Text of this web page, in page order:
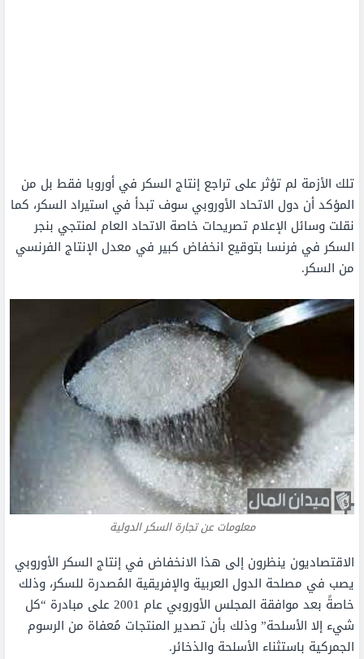
تلك الأزمة لم تؤثر على تراجع إنتاج السكر في أوروبا فقط بل من
المؤكد أن دول الاتحاد الأوروبي سوف تبدأ في استيراد السكر، كما
نقلت وسائل الإعلام تصريحات خاصة الاتحاد العام لمنتجي بنجر
السكر في فرنسا بتوقيع انخفاض كبير في معدل الإنتاج الفرنسي
من السكر.
معلومات عن تجارة السكر الدولية
الاقتصاديون ينظرون إلى هذا الانخفاض في إنتاج السكر الأوروبي
يصب في مصلحة الدول العربية والإفريقية المُصدرة للسكر، وذلك
خاصةً بعد موافقة المجلس الأوروبي عام 2001 على مبادرة “كل
شيء إلا الأسلحة” وذلك بأن تصدير المنتجات مُعفاة من الرسوم
الجمركية باستثناء الأسلحة والذخائر.